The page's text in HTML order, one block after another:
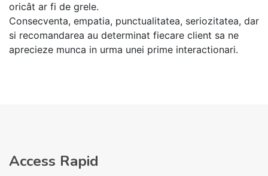
oricât ar fi de grele.
Consecventa, empatia, punctualitatea, seriozitatea, dar
si recomandarea au determinat fiecare client sa ne
aprecieze munca in urma unei prime interactionari.
Access Rapid